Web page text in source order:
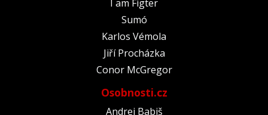
I am Figter
Sumó
Karlos Vémola
Jiří Procházka
Conor McGregor
Osobnosti.cz
Andrej Babiš